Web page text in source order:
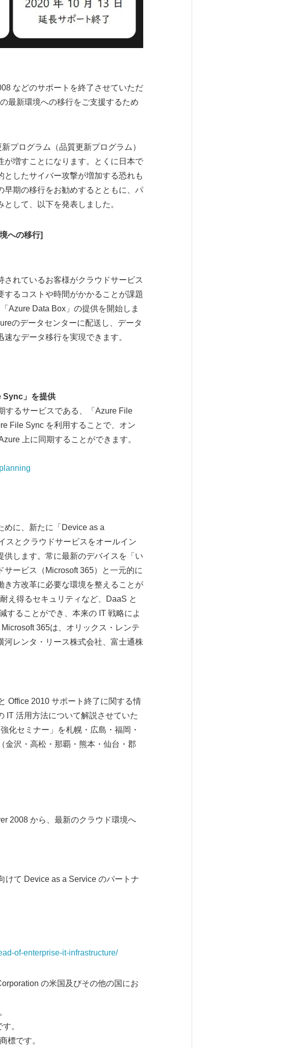
などのサポートを終了させていただ
最新環境への移行をご支援するため
プログラム（品質更新プログラム）
が増すことになります。とくに日本で
したサイバー攻撃が増加する恐れも
早期の移行をお勧めするとともに、パ
して、以下を発表しました。
への移行]
れているお客様がクラウドサービス
るコストや時間がかかることが課題
Azure Data Box」の提供を開始しま
のデータセンターに配送し、データ
なデータ移行を実現できます。
Sync」を提供
するサービスである、「Azure File
File Sync を利用することで、オン
上に同期することができます。
に、新たに「Device as a
スとクラウドサービスをオールイン
します。常に最新のデバイスを「い
ービス（Microsoft 365）と一元的に
方改革に必要な環境を整えることが
え得るセキュリティなど、DaaS と
することができ、本来の IT 戦略によ
365は、オリックス・レンテ
河レンタ・リース株式会社、富士通株
Office 2010 サポート終了に関する情
IT 活用方法について解説させていた
化セミナー」を札幌・広島・福岡・
金沢・高松・那覇・熊本・仙台・郡
2008 から、最新のクラウド環境へ
て Device as a Service のパートナ
of-enterprise-it-infrastructure/
の米国及びその他の国にお
。
標です。